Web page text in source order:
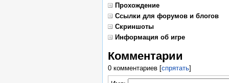
Прохождение
Ссылки для форумов и блогов
Скриншоты
Информация об игре
Комментарии
0 комментариев[спрятать]